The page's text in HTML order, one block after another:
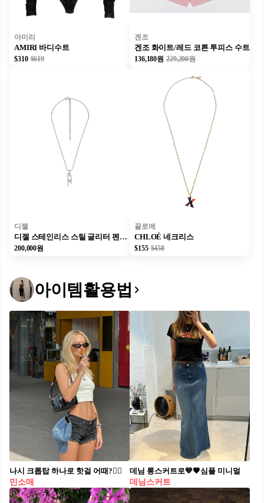
아미리
AMIRI 바디수트
$310 $619
겐조
겐조 화이트/레드 코튼 투피스 수트
136,180원 229,200원
디젤
디젤 스테인리스 스틸 글리터 펜던트 목걸이 목걸이 실버 남녀공용
200,000원
끌로에
CHLOÉ 네크리스
$155 $458
아이템활용법
나시 크롭탑 하나로 핫걸 어때?❤️‍🔥
민소매
데님 롱스커트로💙🖤심플 미니멀
데님스커트